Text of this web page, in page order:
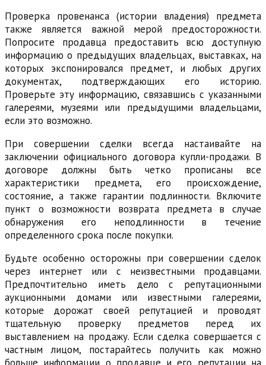
Проверка провенанса (истории владения) предмета
также является важной мерой предосторожности.
Попросите продавца предоставить всю доступную
информацию о предыдущих владельцах, выставках, на
которых экспонировался предмет, и любых других
документах, подтверждающих его историю.
Проверьте эту информацию, связавшись с указанными
галереями, музеями или предыдущими владельцами,
если это возможно.
При совершении сделки всегда настаивайте на
заключении официального договора купли-продажи. В
договоре должны быть четко прописаны все
характеристики предмета, его происхождение,
состояние, а также гарантии подлинности. Включите
пункт о возможности возврата предмета в случае
обнаружения его неподлинности в течение
определенного срока после покупки.
Будьте особенно осторожны при совершении сделок
через интернет или с неизвестными продавцами.
Предпочтительно иметь дело с репутационными
аукционными домами или известными галереями,
которые дорожат своей репутацией и проводят
тщательную проверку предметов перед их
выставлением на продажу. Если сделка совершается с
частным лицом, постарайтесь получить как можно